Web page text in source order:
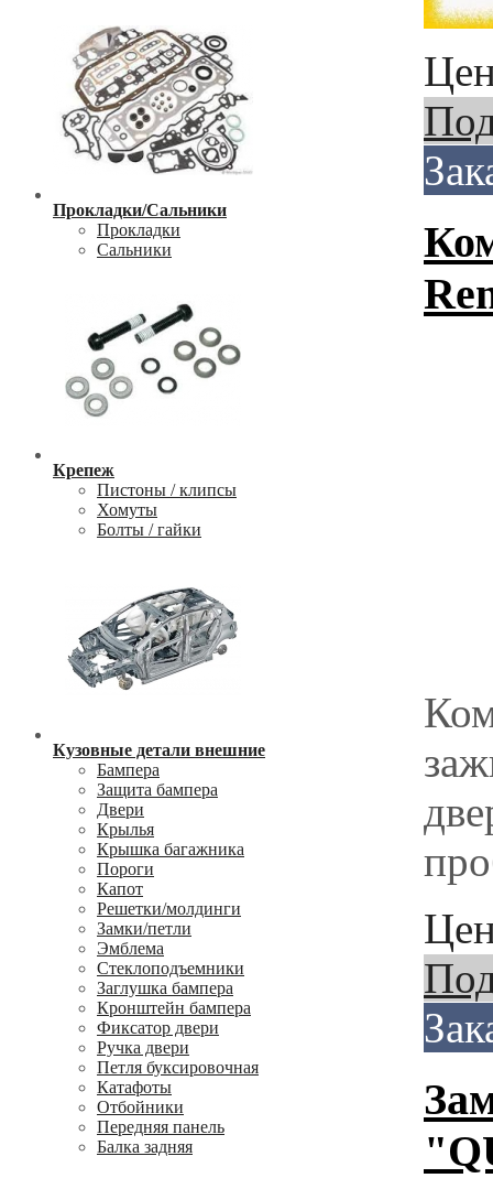
Прокладки/Сальники
Прокладки
Сальники
Крепеж
Пистоны / клипсы
Хомуты
Болты / гайки
Кузовные детали внешние
Бампера
Защита бампера
Двери
Крылья
Крышка багажника
Пороги
Капот
Решетки/молдинги
Замки/петли
Эмблема
Стеклоподъемники
Заглушка бампера
Кронштейн бампера
Фиксатор двери
Ручка двери
Петля буксировочная
Катафоты
Отбойники
Передняя панель
Балка задняя